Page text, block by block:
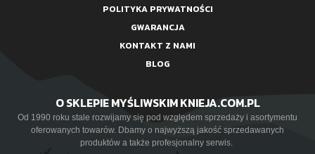
POLITYKA PRYWATNOŚCI
GWARANCJA
KONTAKT Z NAMI
BLOG
O SKLEPIE MYŚLIWSKIM KNIEJA.COM.PL
Od 1990 roku stale rozwijamy się pod względem sprzedaży i asortymentu
oferowanych towarów. Dbamy o najwyższą jakość sprzedawanych
produktów a także profesjonalny serwis.